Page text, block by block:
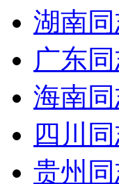
湖南
广东
海南
四川
贵州